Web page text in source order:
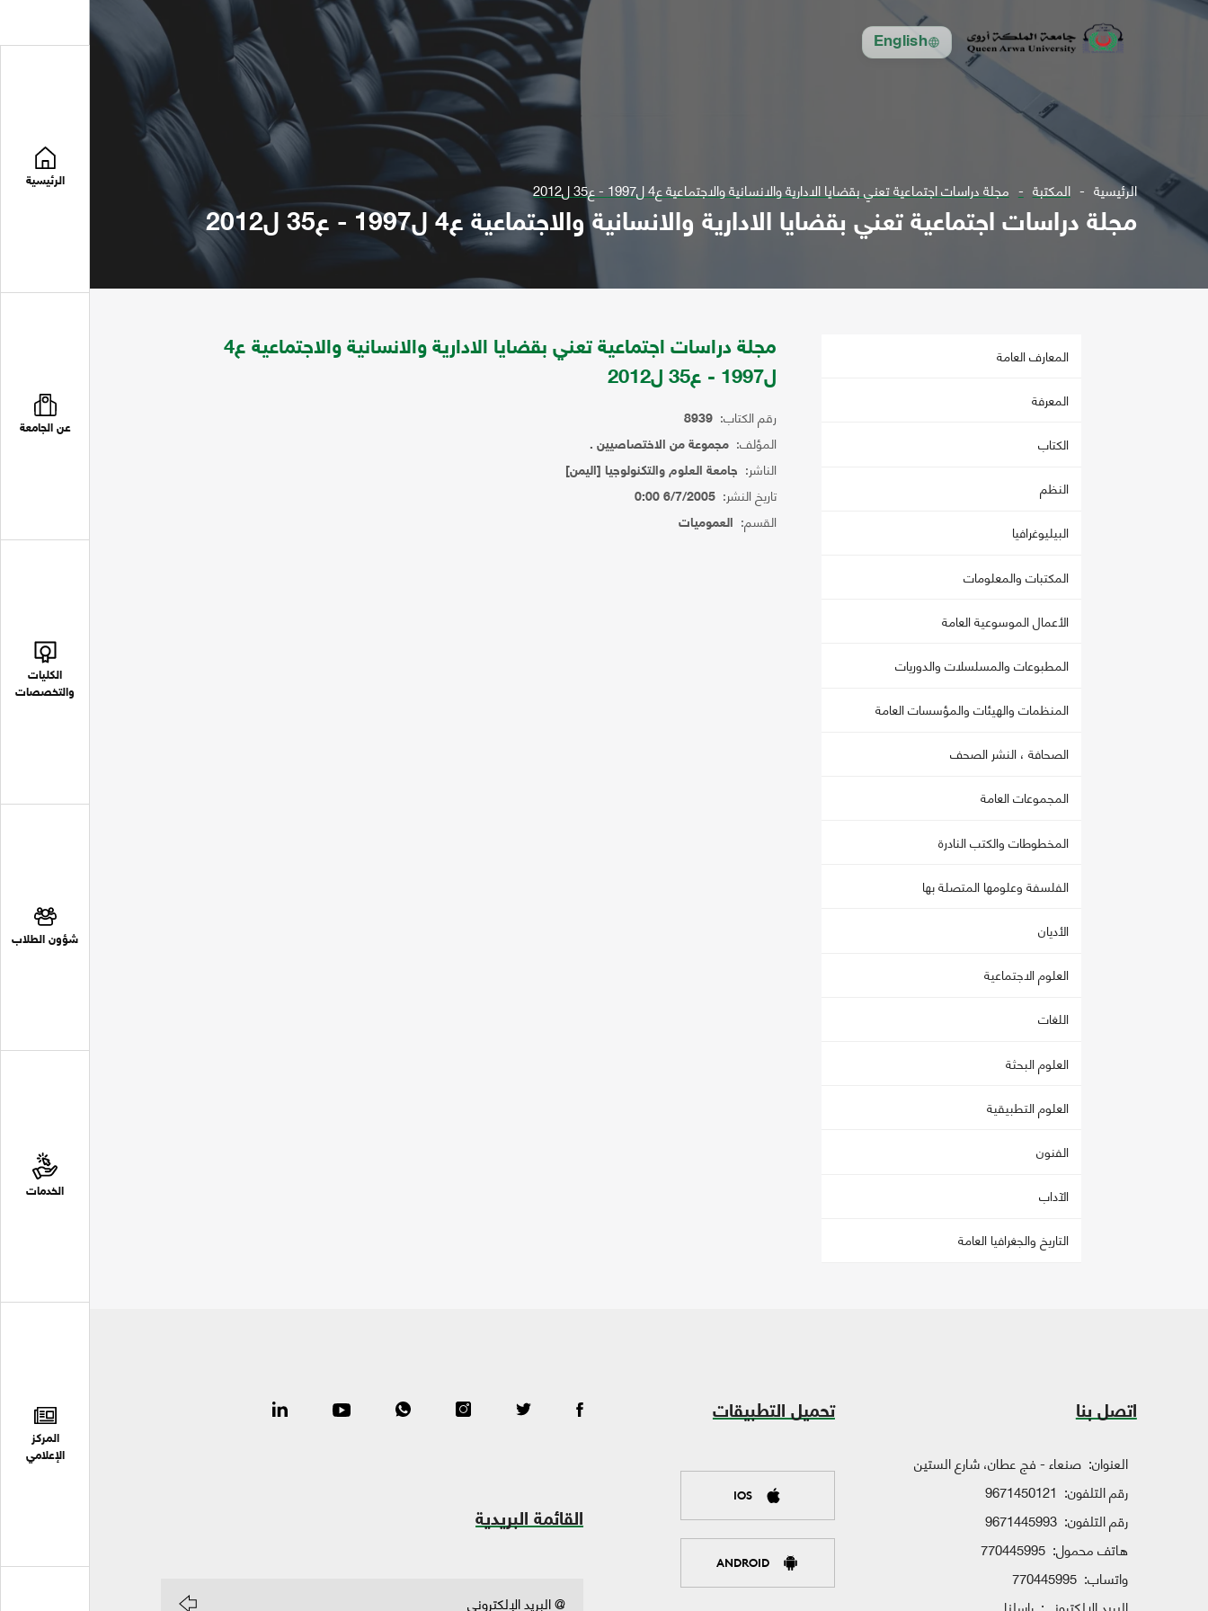
English
الرئيسية
عن الجامعة
الكليات
والتخصصات
شؤون الطلاب
الخدمات
المركز
الإعلامي
الرئيسية المكتبة مجلة دراسات اجتماعية تعني بقضايا الادارية والانسانية والاجتماعية ع4 ل1997 - ع35 ل2012
مجلة دراسات اجتماعية تعني بقضايا الادارية والانسانية والاجتماعية ع4 ل1997 - ع35 ل2012
المعارف العامة
المعرفة
الكتاب
النظم
البيليوغرافيا
المكتبات والمعلومات
الأعمال الموسوعية العامة
المطبوعات والمسلسلات والدوريات
المنظمات والهيئات والمؤسسات العامة
الصحافة ، النشر الصحف
المجموعات العامة
المخطوطات والكتب النادرة
الفلسفة وعلومها المتصلة بها
الأديان
العلوم الاجتماعية
اللغات
العلوم البحثة
العلوم التطبيقية
الفنون
الآداب
التاريخ والجغرافيا العامة
مجلة دراسات اجتماعية تعني بقضايا الادارية والانسانية والاجتماعية ع4
ل1997 - ع35 ل2012
رقم الكتاب: 8939
المؤلف: مجموعة من الاختصاصيين .
الناشر: جامعة العلوم والتكنولوجيا [اليمن]
تاريخ النشر: 6/7/2005 0:00
القسم: العموميات
اتصل بنا
العنوان: صنعاء - فج عطان، شارع الستين
رقم التلفون: 9671450121
رقم التلفون: 9671445993
هاتف محمول: 770445995
واتساب: 770445995
تحميل التطبيقات
IOS
ANDROID
القائمة البريدية